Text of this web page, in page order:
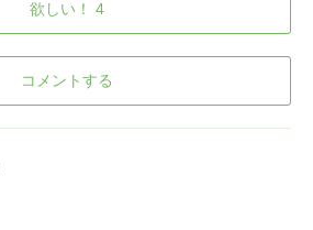
欲しい！ 4
コメントする